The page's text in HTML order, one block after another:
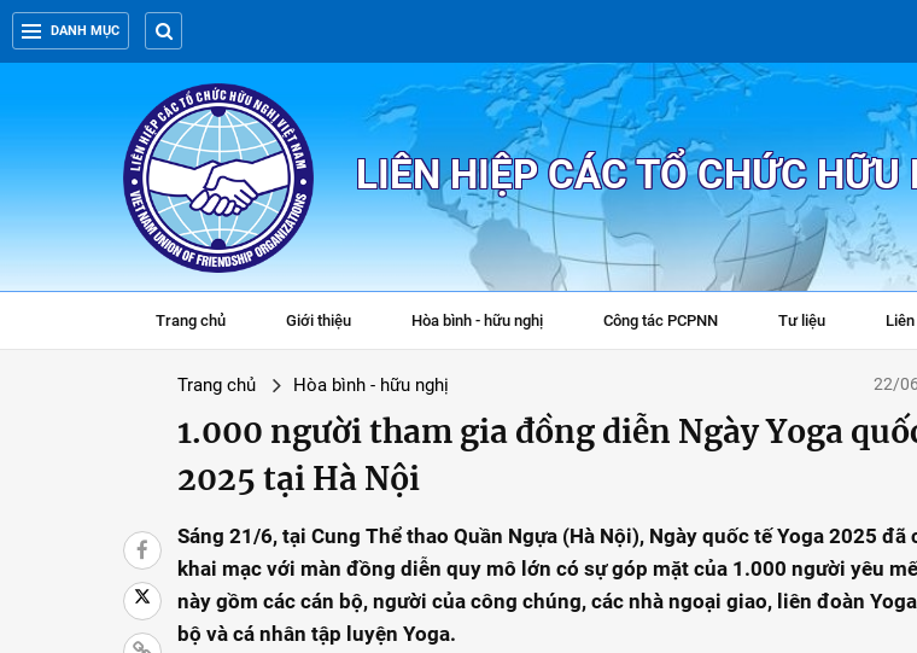
DANH MỤC
LIÊN HIỆP CÁC TỔ CHỨC
Trang chủ Giới thiệu Hòa bình - hữu nghị Công tác PCPNN Tư liệu
Trang chủ Hòa bình - hữu nghị 22/
1.000 người tham gia đồng diễn Ngày Yoga
2025 tại Hà Nội
Sáng 21/6, tại Cung Thể thao Quần Ngựa (Hà Nội), Ngày quốc tế Yoga 2025
khai mạc với màn đồng diễn quy mô lớn có sự góp mặt của 1.000 người yêu
này gồm các cán bộ, người của công chúng, các nhà ngoại giao, liên đoàn
bộ và cá nhân tập luyện Yoga.